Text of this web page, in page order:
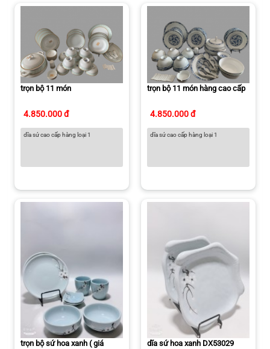
trọn bộ 11 món
4.850.000 đ
dĩa sứ cao cấp hàng loại 1
trọn bộ 11 món hàng cao cấp
4.850.000 đ
dĩa sứ cao cấp hàng loại 1
trọn bộ sứ hoa xanh ( giá
dĩa sứ hoa xanh DX53029